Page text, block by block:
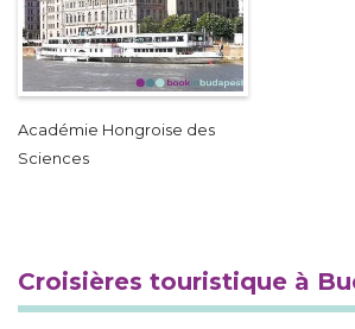
Académie Hongroise des
Sciences
Croisières touristique à